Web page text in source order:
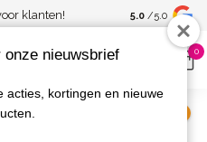
klanten! Spaar voor
kortingen
5.0 /5.0
0
nieuwsbrief
acties, kortingen en nieuwe